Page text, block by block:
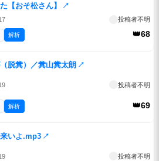
【おそ松さん】
↗
投稿者不明
👑68
解析
脱糞）／糞山糞太朗 ↗
投稿者不明
👑69
解析
いよ.mp3 ↗
投稿者不明